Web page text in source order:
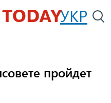
УКР
пройдет